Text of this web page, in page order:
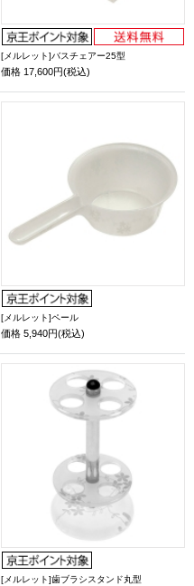
[メルレット]バスチェアー25型
価格 17,600円(税込)
[メルレット]ペール
価格 5,940円(税込)
[メルレット]歯ブラシスタンド丸型